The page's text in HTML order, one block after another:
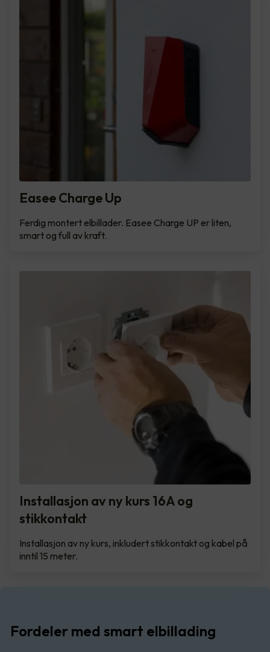
Easee Charge Up
Ferdig montert elbillader. Easee Charge UP er liten,
smart og full av kraft.
Installasjon av ny kurs 16A og
stikkontakt
Installasjon av ny kurs, inkludert stikkontakt og kabel på
inntil 15 meter.
Fordeler med smart elbillading